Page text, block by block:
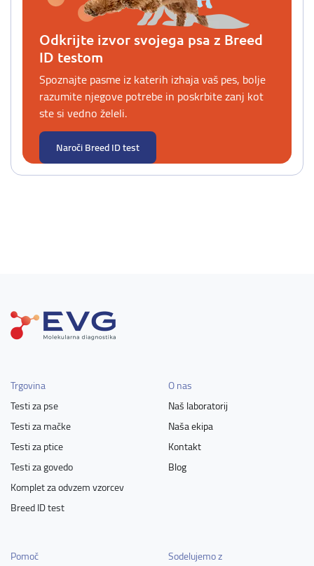
Odkrijte izvor svojega psa z Breed
ID testom
Spoznajte pasme iz katerih izhaja vaš pes, bolje
razumite njegove potrebe in poskrbite zanj kot
ste si vedno želeli.
Naroči Breed ID test
Trgovina
Testi za pse
Testi za mačke
Testi za ptice
Testi za govedo
Komplet za odvzem vzorcev
Breed ID test
O nas
Naš laboratorij
Naša ekipa
Kontakt
Blog
Pomoč
Sodelujemo z